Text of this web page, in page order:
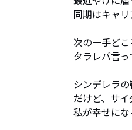
同期はキャ
次の一手ど
タラレバ言
シンデレラ
だけど、サ
私が幸せにな